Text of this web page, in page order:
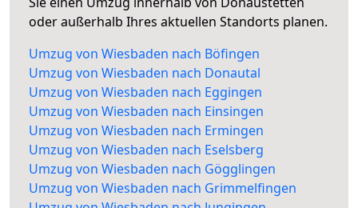
oder außerhalb Ihres aktuellen Standorts planen.
Umzug von Wiesbaden nach Böfingen
Umzug von Wiesbaden nach Donautal
Umzug von Wiesbaden nach Eggingen
Umzug von Wiesbaden nach Einsingen
Umzug von Wiesbaden nach Ermingen
Umzug von Wiesbaden nach Eselsberg
Umzug von Wiesbaden nach Gögglingen
Umzug von Wiesbaden nach Grimmelfingen